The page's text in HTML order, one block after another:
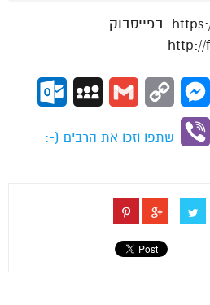
“הסולם”- https://hasulam.co.il. בפייסבוק –
http://
WhatsApp
Messenger
Copy
Gmail
MySpace
Telegram
Viber
שתפו וזכו את הרבים (-: